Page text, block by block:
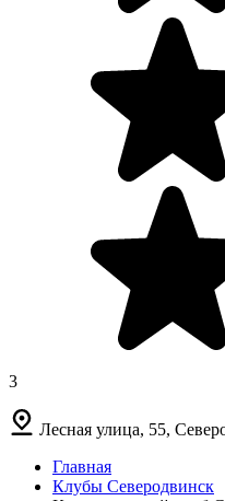
3
Лесная улица, 55,
Главная
Клубы Северодвинск